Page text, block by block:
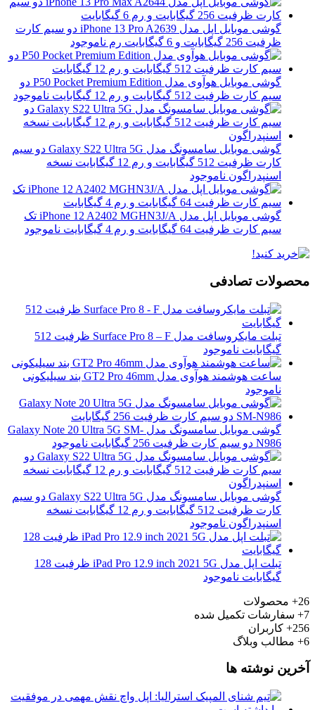
گوشی موبایل اپل مدل iPhone 13 Pro A2639 دو سیم‌ کارت
ظرفیت 256 گیگابایت و 6 گیگابایت رم
ناموجود
گوشی موبایل هوآوی مدل P50 Pocket Premium Edition دو
سیم‌ کارت ظرفیت 512 گیگابایت و رم 12 گیگابایت
ناموجود
گوشی موبایل سامسونگ مدل Galaxy S22 Ultra 5G دو سیم
کارت ظرفیت 512 گیگابایت و رم 12 گیگابایت نسخه
اسنپدراگون ناموجود
گوشی موبایل اپل مدل iPhone 12 A2402 MGHN3J/A تک
سیم‌ کارت ظرفیت 64 گیگابایت و رم 4 گیگابایت
ناموجود
محصولات تصادفی
تبلت مایکروسافت مدل Surface Pro 8 – F ظرفیت 512
گیگابایت ناموجود
ساعت هوشمند هوآوی مدل GT2 Pro 46mm بند سیلیکونی
ناموجود
گوشی موبایل سامسونگ مدل Galaxy Note 20 Ultra 5G SM-
N986 دو سیم کارت ظرفیت 256 گیگابایت
ناموجود
گوشی موبایل سامسونگ مدل Galaxy S22 Ultra 5G دو سیم
کارت ظرفیت 512 گیگابایت و رم 12 گیگابایت نسخه
اسنپدراگون ناموجود
تبلت اپل مدل iPad Pro 12.9 inch 2021 5G ظرفیت 128
گیگابایت ناموجود
26+
محصولات
7+
سفارشات تکمیل شده
256+
کاربران
6+
مطالب وبلاگ
آخرین نوشته ها